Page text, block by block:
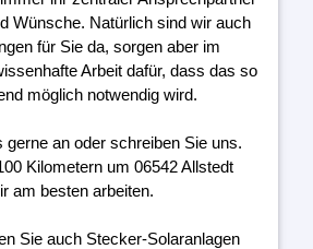
Wünsche. Natürlich sind wir auch
für Sie da, sorgen aber im
Arbeit dafür, dass das so
möglich notwendig wird.
gerne an oder schreiben Sie uns.
Kilometern um 06542 Allstedt
am besten arbeiten.
Sie auch Stecker-Solaranlagen